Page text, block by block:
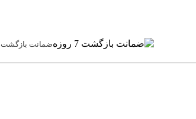
ضمانت بازگشت 7 روزه